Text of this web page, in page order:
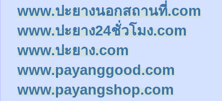
www.ปะยางนอกสถานที่.com
www.ปะยาง24ชั่วโมง.com
www.ปะยาง.com
www.payanggood.com
www.payangshop.com